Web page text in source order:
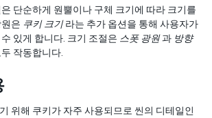
단순하게 원뿔이나 구체 크기에 따라 크기를
은 쿠키 크기라는 추가 옵션을 통해 사용자가
있게 합니다. 크기 조절은 스폿 광원과 방향
작동합니다.
위해 쿠키가 자주 사용되므로 씬의 디테일인